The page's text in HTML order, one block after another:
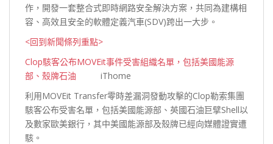
作，開發一套整合式即時網路安全解決方案，共同為建構相
容、高效且安全的軟體定義汽車(SDV)跨出一大步。
<回到新聞條列重點>
Clop駭客公布MOVEit事件受害組織名單，包括美國能源
部、殼牌石油 iThome
利用MOVEit Transfer零時差漏洞發動攻擊的Clop勒索集團
駭客公布受害名單，包括美國能源部、英國石油巨擘Shell以
及數家歐美銀行，其中美國能源部及殼牌已經向媒體證實遭
駭。